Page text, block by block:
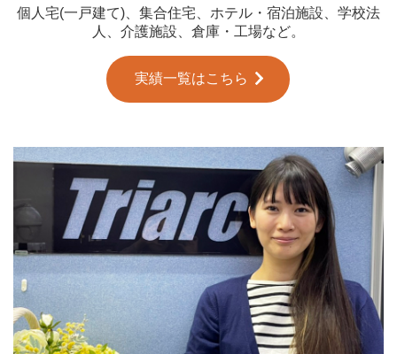
個人宅(一戸建て)、集合住宅、ホテル・宿泊施設、学校法
人、介護施設、倉庫・工場など。
実績一覧はこちら